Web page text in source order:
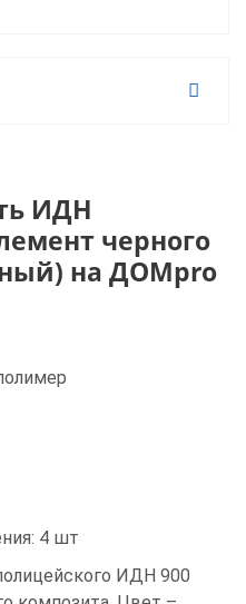
ИДН
черного
на ДОМpro
4 шт
ИДН 900